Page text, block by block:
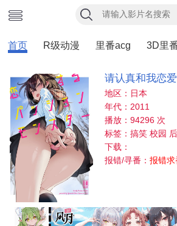
首页 R级动漫 里番acg 3D里
请认真和我恋
地区：日本
年代：2011
播放：94296 次
标签：搞笑 校园
下载：
报错/寻番：报错求